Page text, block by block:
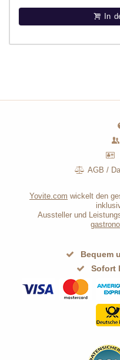
In
AGB /
Yovite.com wickelt den
Aussteller und
Bequem
Sofort